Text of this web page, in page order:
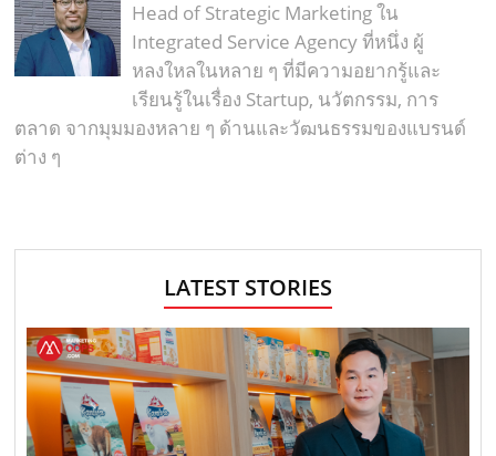
Head of Strategic Marketing ใน
Integrated Service Agency ที่หนึ่ง ผู้
หลงใหลในหลาย ๆ ที่มีความอยากรู้และ
เรียนรู้ในเรื่อง Startup, นวัตกรรม, การ
ตลาด จากมุมมองหลาย ๆ ด้านและวัฒนธรรมของแบรนด์
ต่าง ๆ
LATEST STORIES